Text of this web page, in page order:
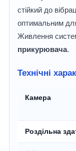
стійкий до
оптимальним
Живлення
прикурювача.
Технічні
Камера
Роздільна